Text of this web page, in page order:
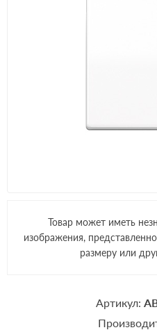
Товар может иметь
изображения,
размеру или
Артикул: